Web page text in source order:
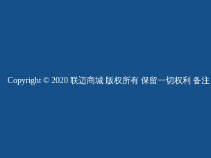
Copyright © 2020 联迈商城 版权所有 保留一切权利 备